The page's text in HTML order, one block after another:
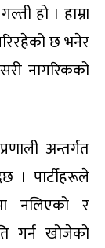
हो । हाम्रा
छ भनेर
नागरिकको
अन्तर्गत
। पार्टीहरूले
नलिएको र
गर्न खोजेको